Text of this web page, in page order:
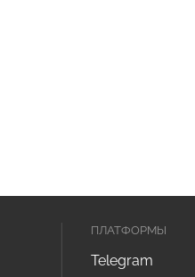
ПЛАТФОРМЫ
Telegram